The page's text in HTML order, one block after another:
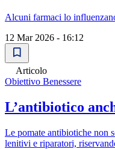
Alcuni farmaci lo
12 Mar 2026 - 16:12
Articolo
Obiettivo Benessere
L’antibiotico
Le pomate antibiotiche non
lenitivi e riparatori,